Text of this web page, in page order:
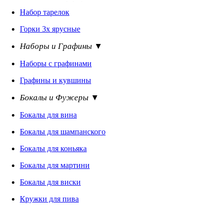
Набор тарелок
Горки 3х ярусные
Наборы и Графины ▼
Наборы с графинами
Графины и кувшины
Бокалы и Фужеры ▼
Бокалы для вина
Бокалы для шампанского
Бокалы для коньяка
Бокалы для мартини
Бокалы для виски
Кружки для пива